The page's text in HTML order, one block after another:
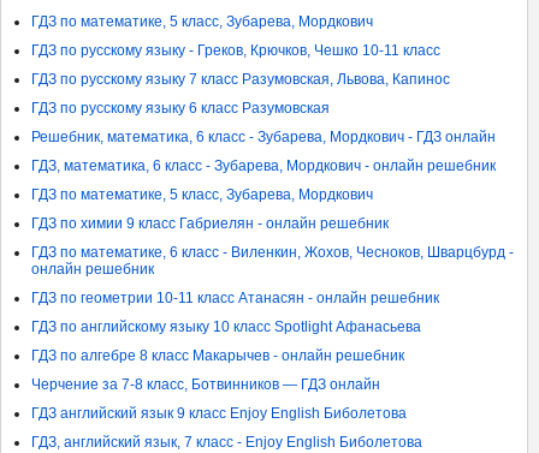
ГДЗ по математике, 5 класс, Зубарева, Мордкович
ГДЗ по русскому языку - Греков, Крючков, Чешко 10-11 класс
ГДЗ по русскому языку 7 класс Разумовская, Львова, Капинос
ГДЗ по русскому языку 6 класс Разумовская
Решебник, математика, 6 класс - Зубарева, Мордкович - ГДЗ онлайн
ГДЗ, математика, 6 класс - Зубарева, Мордкович - онлайн решебник
ГДЗ по математике, 5 класс, Зубарева, Мордкович
ГДЗ по химии 9 класс Габриелян - онлайн решебник
ГДЗ по математике, 6 класс - Виленкин, Жохов, Чесноков, Шварцбурд -
онлайн решебник
ГДЗ по геометрии 10-11 класс Атанасян - онлайн решебник
ГДЗ по английскому языку 10 класс Spotlight Афанасьева
ГДЗ по алгебре 8 класс Макарычев - онлайн решебник
Черчение за 7-8 класс, Ботвинников — ГДЗ онлайн
ГДЗ английский язык 9 класс Enjoy English Биболетова
ГДЗ, английский язык, 7 класс - Enjoy English Биболетова